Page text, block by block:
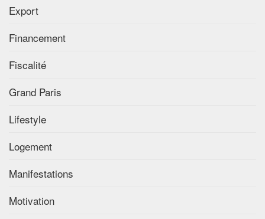
Export
Financement
Fiscalité
Grand Paris
Lifestyle
Logement
Manifestations
Motivation